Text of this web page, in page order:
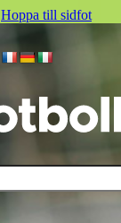
Hoppa till sidfot